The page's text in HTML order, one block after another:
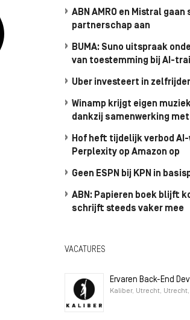
ABN AMRO en Mistral
partnerschap aan
BUMA: Suno uitspraak
van toestemming bij AI-
Uber investeert in
Winamp krijgt eigen
dankzij samenwerking met
Hof heft tijdelijk verbod
Perplexity op Amazon op
Geen ESPN bij KPN in
ABN: Papieren boek blijft
schrijft steeds vaker mee
VACATURES
Ervaren Back-End
Kaliber, Utrecht,